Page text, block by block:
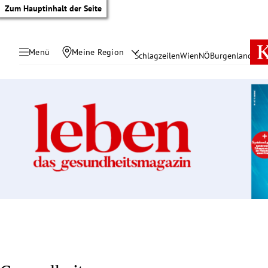
Zum Hauptinhalt der Seite
Menü Meine Region SchlagzeilenWienNÖBurgenland
Untermenü